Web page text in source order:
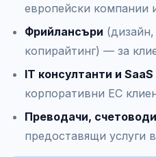
европейски компании
Фрийлансъри (дизайн,
копирайтинг) — за
IT консултанти и SaaS
корпоративни ЕС
Преводачи,
предоставящи услуги